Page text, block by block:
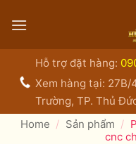
qua
Hỗ trợ đặt hàng:
Xem hàng tại: 27B/
Trường, TP. Thủ
Home / Sản phẩm /
cnc